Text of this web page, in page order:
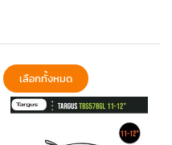
เลือกทั้งหมด